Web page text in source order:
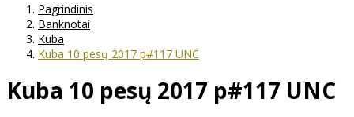
Pagrindinis
Banknotai
Kuba
Kuba 10 pesų 2017 p#117 UNC
Kuba 10 pesų 2017 p#117 UNC